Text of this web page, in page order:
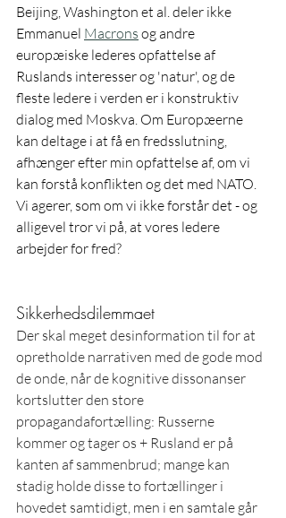
Beijing, Washington et al. deler ikke
Emmanuel Macrons og andre
europæiske lederes opfattelse af
Ruslands interesser og 'natur', og de
fleste ledere i verden er i konstruktiv
dialog med Moskva. Om Europæerne
kan deltage i at få en fredsslutning,
afhænger efter min opfattelse af, om vi
kan forstå konflikten og det med NATO.
Vi agerer, som om vi ikke forstår det - og
alligevel tror vi på, at vores ledere
arbejder for fred?
Sikkerhedsdilemmaet
Der skal meget desinformation til for at
opretholde narrativen med de gode mod
de onde, når de kognitive dissonanser
kortslutter den store
propagandafortælling: Russerne
kommer og tager os + Rusland er på
kanten af sammenbrud; mange kan
stadig holde disse to fortællinger i
hovedet samtidigt, men i en samtale går